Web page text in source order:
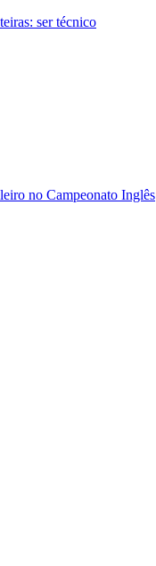
ser técnico
no Campeonato Inglês